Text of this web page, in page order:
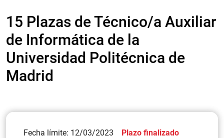
15 Plazas de Técnico/a Auxiliar
de Informática de la
Universidad Politécnica de
Madrid
Fecha límite: 12/03/2023 Plazo finalizado